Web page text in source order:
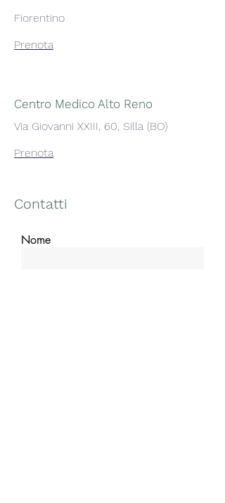
Fiorentino
Prenota
Centro Medico Alto Reno
Via Giovanni XXIII, 60, Silla (BO)
Prenota
Contatti
Nome